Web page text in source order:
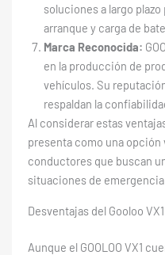
soluciones a largo
arranque y carga de
Marca Reconocida:
en la producción de
vehículos. Su
respaldan la
Al considerar estas
presenta como una
conductores que buscan
situaciones de
Desventajas del Gooloo VX1
Aunque el GOOLOO VX1